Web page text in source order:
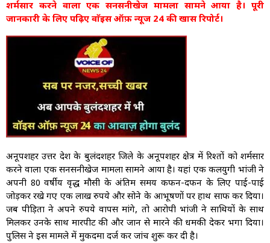
शर्मसार करने वाला एक सनसनीखेज मामला सामने आया है। पूरी
जानकारी के लिए पढ़िए वाॅइस ऑफ़ न्यूज 24 की खास रिपोर्ट।
अनूपशहर उत्तर प्रदेश के बुलंदशहर जिले के अनूपशहर क्षेत्र में रिश्तों को शर्मसार
करने वाला एक सनसनीखेज मामला सामने आया है। यहां एक कलयुगी भांजी ने
अपनी 80 वर्षीय वृद्ध मौसी के अंतिम समय कफन-दफन के लिए पाई-पाई
जोड़कर रखे गए एक लाख रुपये और सोने के आभूषणों पर हाथ साफ कर दिया।
जब पीड़िता ने अपने रुपये वापस मांगे, तो आरोपी भांजी ने साथियों के साथ
मिलकर उनके साथ मारपीट की और जान से मारने की धमकी देकर भगा दिया।
पुलिस ने इस मामले में मुकदमा दर्ज कर जांच शुरू कर दी है।